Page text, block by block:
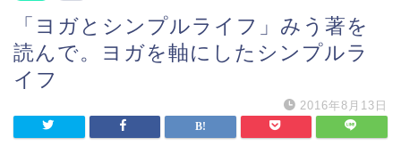
「ヨガとシンプルライフ」みう著を
読んで。ヨガを軸にしたシンプルラ
イフ
2016年8月13日